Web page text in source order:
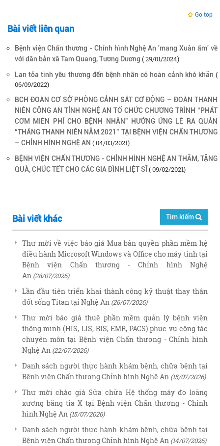
Go top
Bài viết liên quan
Bệnh viện Chấn thương - Chỉnh hình Nghệ An 'mang Xuân ấm' về
với dân bản xã Tam Quang, Tương Dương ( 29/01/2024)
Lan tỏa tình yêu thương đến bệnh nhân có hoàn cảnh khó khăn (
06/09/2022)
BCH ĐOÀN CƠ SỞ PHÒNG CẢNH SÁT CƠ ĐỘNG – ĐOÀN THANH
NIÊN CÔNG AN TỈNH NGHỆ AN TỔ CHỨC CHƯƠNG TRÌNH “PHÁT
CƠM MIỄN PHÍ CHO BỆNH NHÂN” HƯỞNG ỨNG LỄ RA QUÂN
“THÁNG THANH NIÊN NĂM 2021” TẠI BỆNH VIỆN CHẤN THƯƠNG
– CHỈNH HÌNH NGHỆ AN ( 04/03/2021)
BỆNH VIỆN CHẤN THƯƠNG - CHỈNH HÌNH NGHỆ AN THĂM, TẶNG
QUÀ, CHÚC TẾT CHO CÁC GIA ĐÌNH LIỆT SĨ ( 09/02/2021)
Bài viết khác Tìm kiếm
Thư mời về việc báo giá Mua bản quyền phần mềm hệ
điều hành Microsoft Windows và Office cho máy tính tại
Bệnh viện Chấn thương - Chỉnh hình Nghệ
An (28/07/2026)
Lần đầu tiên triển khai thành công kỹ thuật thay thân
đốt sống Titan tại Nghệ An (26/07/2026)
Thư mời báo giá thuê phần mềm quản lý bệnh viện
thông minh (HIS, LIS, RIS, EMR, PACS) phục vụ công tác
chuyên môn tại Bệnh viện Chấn thương - Chỉnh hình
Nghệ An (22/07/2026)
Danh sách người thực hành khám bệnh, chữa bệnh tại
Bệnh viện Chấn thương Chỉnh hình Nghệ An (15/07/2026)
Thư mời chào giá Sửa chữa Hệ thống máy đo loãng
xương bằng tia X tại Bệnh viện Chấn thương - Chỉnh
hình Nghệ An (15/07/2026)
Danh sách người thực hành khám bệnh, chữa bệnh tại
Bệnh viện Chấn thương Chỉnh hình Nghệ An (14/07/2026)